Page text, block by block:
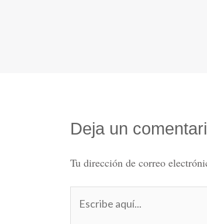
Deja un
Tu dirección de correo
aquí...